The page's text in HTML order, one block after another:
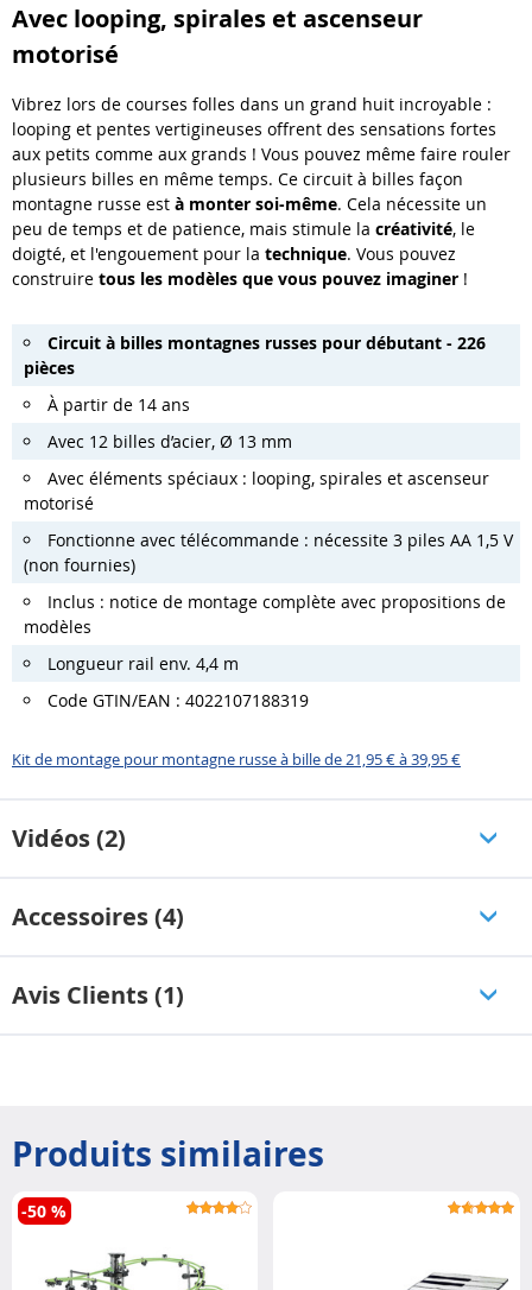
Avec looping, spirales et ascenseur
motorisé
Vibrez lors de courses folles dans un grand huit incroyable :
looping et pentes vertigineuses offrent des sensations fortes
aux petits comme aux grands ! Vous pouvez même faire rouler
plusieurs billes en même temps. Ce circuit à billes façon
montagne russe est à monter soi-même. Cela nécessite un
peu de temps et de patience, mais stimule la créativité, le
doigté, et l'engouement pour la technique. Vous pouvez
construire tous les modèles que vous pouvez imaginer !
Circuit à billes montagnes russes pour débutant - 226
pièces
À partir de 14 ans
Avec 12 billes d’acier, Ø 13 mm
Avec éléments spéciaux : looping, spirales et ascenseur
motorisé
Fonctionne avec télécommande : nécessite 3 piles AA 1,5 V
(non fournies)
Inclus : notice de montage complète avec propositions de
modèles
Longueur rail env. 4,4 m
Code GTIN/EAN : 4022107188319
Kit de montage pour montagne russe à bille de 21,95 € à 39,95 €
Vidéos (2)
Accessoires (4)
Avis Clients (1)
Produits similaires
-50 %